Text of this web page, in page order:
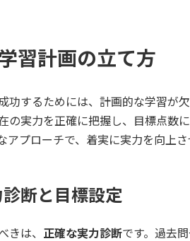
習計画の立て方
功するためには、計画的な学習が
の実力を正確に把握し、目標点数
アプローチで、着実に実力を向上さ
断と目標設定
きは、 正確な実力診断です。過去